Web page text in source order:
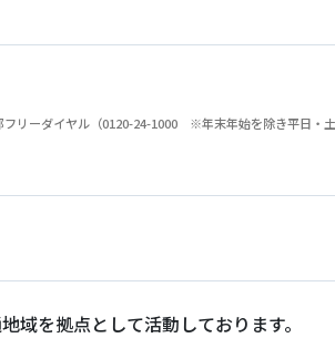
フリーダイヤル（0120-24-1000 ※年末年始を除き平日・
域を拠点として活動しております。